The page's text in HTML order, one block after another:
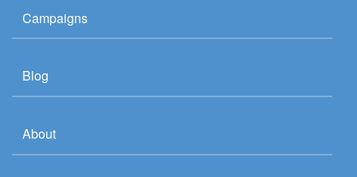
Campaigns
Blog
About